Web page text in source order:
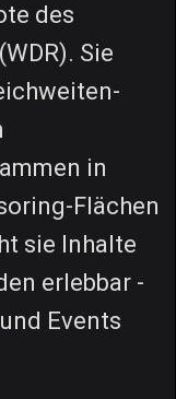
des
Sie
in
Flächen
sie Inhalte
erlebbar -
Events